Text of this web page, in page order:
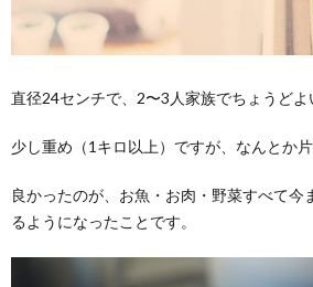
直径24センチで、2〜3人家族でちょうどよ
少し重め（1キロ以上）ですが、なんとか片
良かったのが、お魚・お肉・野菜すべて今
るようになったことです。